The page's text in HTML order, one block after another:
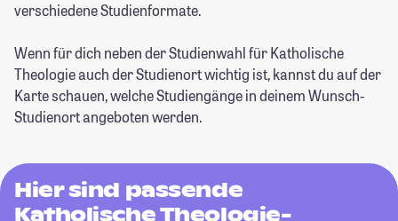
verschiedene Studienformate.
Wenn für dich neben der Studienwahl für Katholische
Theologie auch der Studienort wichtig ist, kannst du auf der
Karte schauen, welche Studiengänge in deinem Wunsch-
Studienort angeboten werden.
Hier sind passende
Katholische Theologie-